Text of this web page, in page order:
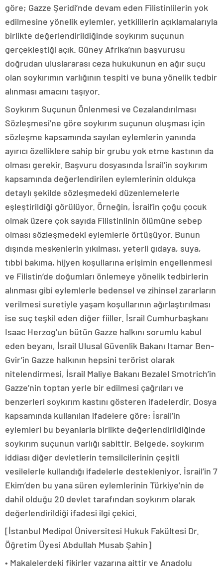
göre; Gazze Şeridi’nde devam eden Filistinlilerin yok
edilmesine yönelik eylemler, yetkililerin açıklamalarıyla
birlikte değerlendirildiğinde soykırım suçunun
gerçekleştiği açık. Güney Afrika’nın başvurusu
doğrudan uluslararası ceza hukukunun en ağır suçu
olan soykırımın varlığının tespiti ve buna yönelik tedbir
alınması amacını taşıyor.
Soykırım Suçunun Önlenmesi ve Cezalandırılması
Sözleşmesi’ne göre soykırım suçunun oluşması için
sözleşme kapsamında sayılan eylemlerin yanında
ayırıcı özelliklere sahip bir grubu yok etme kastının da
olması gerekir. Başvuru dosyasında İsrail’in soykırım
kapsamında değerlendirilen eylemlerinin oldukça
detaylı şekilde sözleşmedeki düzenlemelerle
eşleştirildiği görülüyor. Örneğin, İsrail’in çoğu çocuk
olmak üzere çok sayıda Filistinlinin ölümüne sebep
olması sözleşmedeki eylemlerle örtüşüyor. Bunun
dışında meskenlerin yıkılması, yeterli gıdaya, suya,
tıbbi bakıma, hijyen koşullarına erişimin engellenmesi
ve Filistin’de doğumları önlemeye yönelik tedbirlerin
alınması gibi eylemlerle bedensel ve zihinsel zararların
verilmesi suretiyle yaşam koşullarının ağırlaştırılması
ise suç teşkil eden diğer fiiller. İsrail Cumhurbaşkanı
Isaac Herzog’un bütün Gazze halkını sorumlu kabul
eden beyanı, İsrail Ulusal Güvenlik Bakanı Itamar Ben-
Gvir’in Gazze halkının hepsini terörist olarak
nitelendirmesi, İsrail Maliye Bakanı Bezalel Smotrich’in
Gazze’nin toptan yerle bir edilmesi çağrıları ve
benzerleri soykırım kastını gösteren ifadelerdir. Dosya
kapsamında kullanılan ifadelere göre; İsrail’in
eylemleri bu beyanlarla birlikte değerlendirildiğinde
soykırım suçunun varlığı sabittir. Belgede, soykırım
iddiası diğer devletlerin temsilcilerinin çeşitli
vesilelerle kullandığı ifadelerle destekleniyor. İsrail’in 7
Ekim’den bu yana süren eylemlerinin Türkiye’nin de
dahil olduğu 20 devlet tarafından soykırım olarak
değerlendirildiği ifadesi ilgi çekici.
[İstanbul Medipol Üniversitesi Hukuk Fakültesi Dr.
Öğretim Üyesi Abdullah Musab Şahin]
• Makalelerdeki fikirler yazarına aittir ve Anadolu